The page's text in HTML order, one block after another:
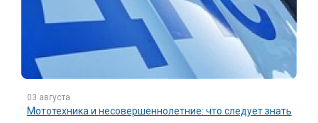
03 августа
Мототехника и несовершеннолетние: что следует знать